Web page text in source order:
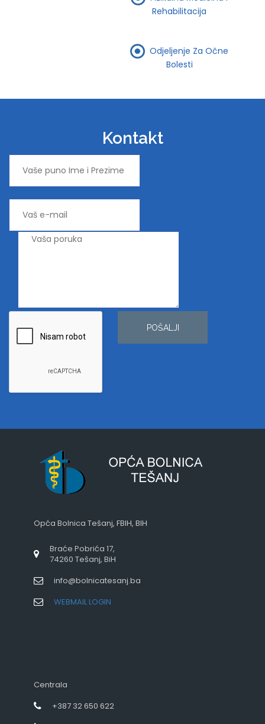
Rehabilitacija
Odjeljenje Za Očne
Bolesti
Kontakt
POŠALJI
Opća Bolnica Tešanj, FBIH, BIH
Braće Pobrića 17,
74260 Tešanj, BiH
info@bolnicatesanj.ba
WEBMAIL LOGIN
Centrala
+387 32 650 622